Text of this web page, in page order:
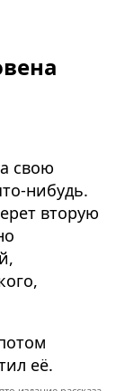
свою
нибудь.
вторую
её.